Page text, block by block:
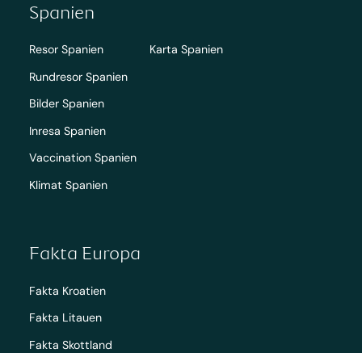
Spanien
Resor Spanien
Rundresor Spanien
Bilder Spanien
Inresa Spanien
Vaccination Spanien
Klimat Spanien
Karta Spanien
Fakta Europa
Fakta Kroatien
Fakta Litauen
Fakta Skottland